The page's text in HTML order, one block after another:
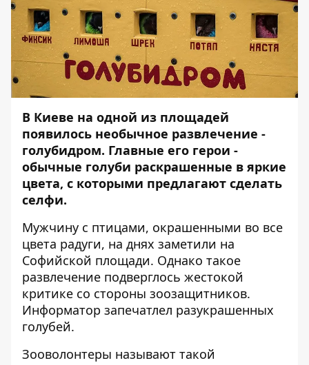
В Киеве на одной из площадей
появилось необычное развлечение -
голубидром. Главные его герои -
обычные голуби раскрашенные в яркие
цвета, с которыми предлагают сделать
селфи.
Мужчину с птицами, окрашенными во все
цвета радуги, на днях заметили на
Софийской площади. Однако такое
развлечение подверглось жестокой
критике со стороны зоозащитников.
Информатор запечатлел разукрашенных
голубей.
Зооволонтеры называют такой